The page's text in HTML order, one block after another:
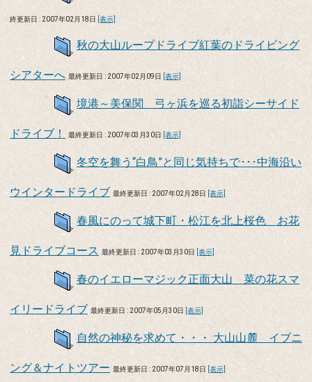
終更新日 : 2007年02月18日 [表示]
秋の大山ループドライブ紅葉のドライビング
シアターへ 最終更新日 : 2007年02月09日 [表示]
境港～美保関 弓ヶ浜を巡る初詣シーサイド
ドライブ！ 最終更新日 : 2007年03月30日 [表示]
冬空を舞う“白鳥”と同じ気持ちで･･･中海沿い
ウインタードライブ 最終更新日 : 2007年02月28日 [表示]
春風にのって城下町・松江を北上桜色 お花
見ドライブコース 最終更新日 : 2007年03月30日 [表示]
春のイエローマジック正面大山 菜の花スマ
イリードライブ 最終更新日 : 2007年05月30日 [表示]
自然の神秘を求めて・・・ 大山山麓 イブニ
ング＆ナイトツアー 最終更新日 : 2007年07月18日 [表示]